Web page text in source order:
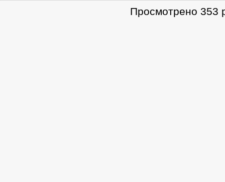
Просмотрено 353